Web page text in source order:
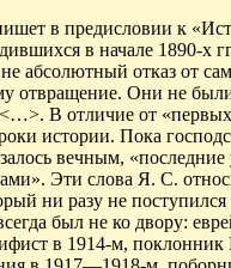
в предисловии к
в начале 1890-х
абсолютный отказ от
отвращение. Они не
В отличие от
истории. Пока
вечным, «последние
Эти слова Я. С.
ни разу не поступился
был не ко двору:
в 1914-м, поклонник